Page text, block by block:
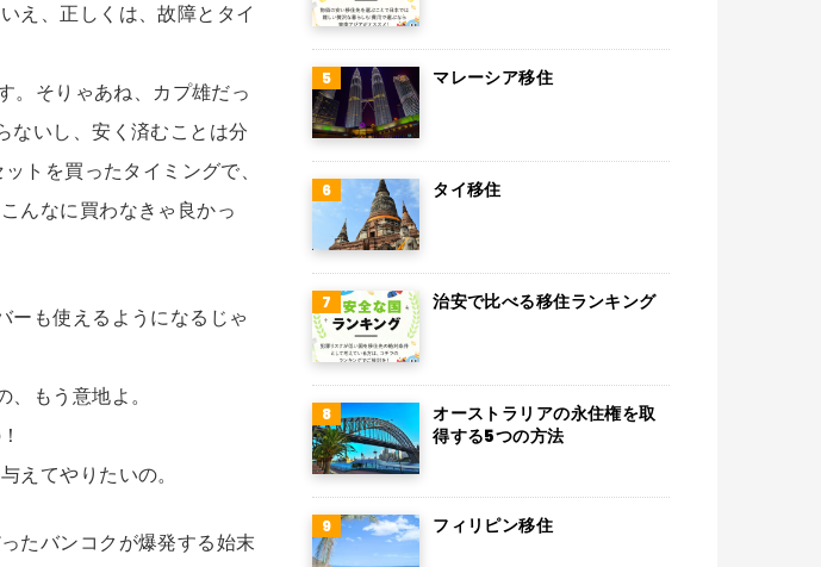
え、正しくは、故障とタイ
。そりゃあね、カプ雄だっ
ないし、安く済むことは分
トを買ったタイミングで、
んなに買わなきゃ良かっ
ーも使えるようになるじゃ
もう意地よ。
えてやりたいの。
たバンコクが爆発する始末
ロシア
アイルランド
フィンランド
チェコ
デンマーク
ポーランド
マレーシア移住
タイ移住
治安で比べる移住ランキング
オーストラリアの永住権を取
得する5つの方法
フィリピン移住